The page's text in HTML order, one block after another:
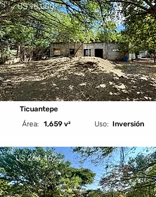
U$ 98,000
Ticuantepe
Área:
1,659 v² Inversión
Uso:
U$ 264,462